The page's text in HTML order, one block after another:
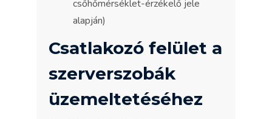
csőhőmérséklet-érzékelő jele
alapján)
Csatlakozó felület a
szerverszobák
üzemeltetéséhez